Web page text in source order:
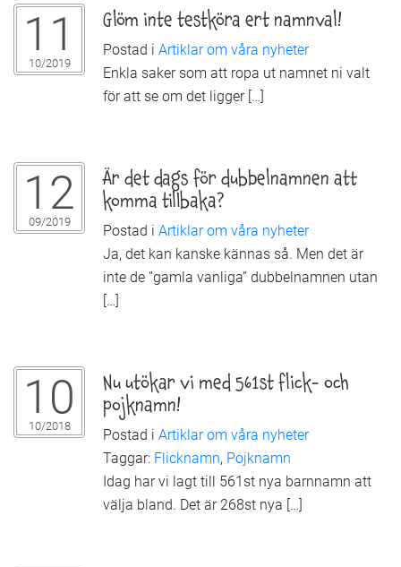
11
10/2019
Glöm inte testköra ert namnval!
Postad i Artiklar om våra nyheter
Enkla saker som att ropa ut namnet ni valt
för att se om det ligger […]
12
09/2019
Är det dags för dubbelnamnen att
komma tillbaka?
Postad i Artiklar om våra nyheter
Ja, det kan kanske kännas så. Men det är
inte de ”gamla vanliga” dubbelnamnen utan
[…]
10
10/2018
Nu utökar vi med 561st flick- och
pojknamn!
Postad i Artiklar om våra nyheter
Taggar: Flicknamn, Pojknamn
Idag har vi lagt till 561st nya barnnamn att
välja bland. Det är 268st nya […]